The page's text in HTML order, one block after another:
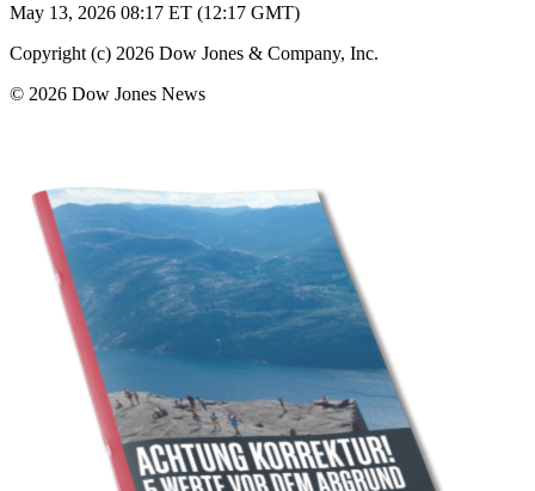
May 13, 2026 08:17 ET (12:17 GMT)
Copyright (c) 2026 Dow Jones & Company, Inc.
© 2026 Dow Jones News